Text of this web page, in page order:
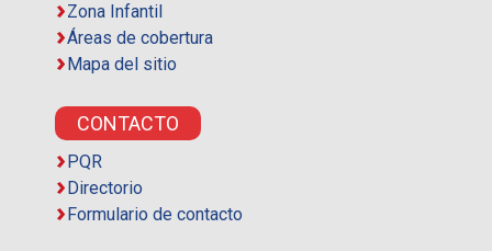
Zona Infantil
Áreas de cobertura
Mapa del sitio
CONTACTO
PQR
Directorio
Formulario de contacto